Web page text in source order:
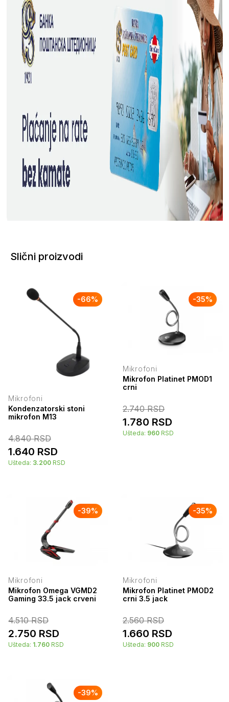
Slični proizvodi
-66%
Mikrofoni
Kondenzatorski stoni
mikrofon M13
4.840RSD
1.640 RSD
Ušteda: 3.200 RSD
-35%
Mikrofoni
Mikrofon Platinet PMOD1
crni
2.740RSD
1.780 RSD
Ušteda: 960 RSD
-39%
Mikrofoni
Mikrofon Omega VGMD2
Gaming 33.5 jack crveni
4.510RSD
2.750 RSD
Ušteda: 1.760 RSD
-35%
Mikrofoni
Mikrofon Platinet PMOD2
crni 3.5 jack
2.560RSD
1.660 RSD
Ušteda: 900 RSD
-39%